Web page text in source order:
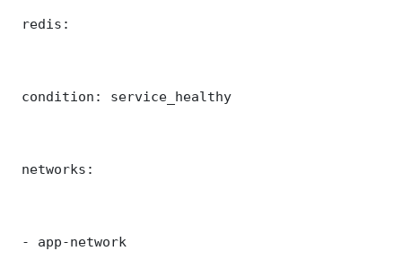
redis:
condition: service_healthy
networks:
- app-network